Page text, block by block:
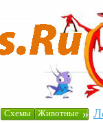
Схемы »
Животные